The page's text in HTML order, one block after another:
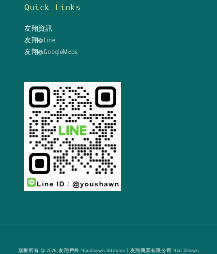
Quick Links
友翔資訊
友翔@Line
友翔@GoogleMaps
版權所有 © 2026 友翔戶外 YouShawn Outdoors | 友翔興業有限公司 You Shawn